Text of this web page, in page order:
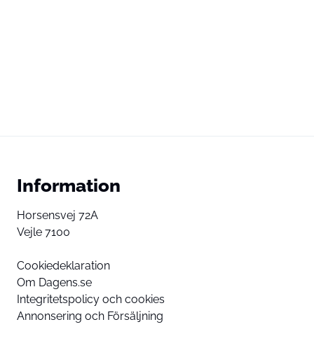
Information
Horsensvej 72A
Vejle 7100
Cookiedeklaration
Om Dagens.se
Integritetspolicy och cookies
Annonsering och Försäljning